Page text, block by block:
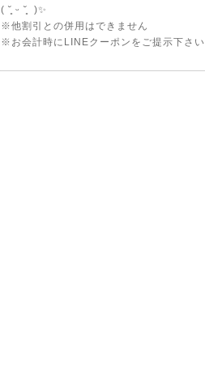
( ˘͈ ᵕ ˘͈ )✨
※他割引との併用はできません
※お会計時にLINEクーポンをご提示下さい